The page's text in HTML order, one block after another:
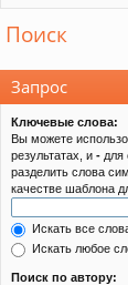
лк
и
Поиск
Запрос
Ключевые слова:
Вы можете
результатах, и - для
разделить слова
качестве шаблона
Искать все
Искать любое
Поиск по автору: